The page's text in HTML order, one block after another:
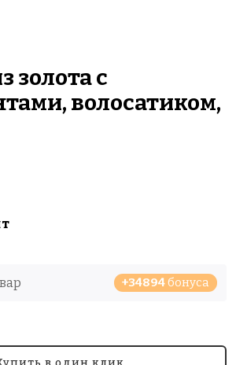
золота с
волосатиком,
+34894бонуса